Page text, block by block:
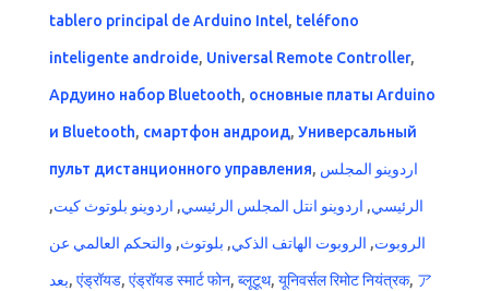
tablero principal de Arduino Intel, teléfono
inteligente androide, Universal Remote Controller,
Ардуино набор Bluetooth, основные платы Arduino
и Bluetooth, смартфон андроид, Универсальный
пульт дистанционного управления, اردوينو المجلس
الرئيسي, اردوينو انتل المجلس الرئيسي, اردوينو بلوتوث كيت,
الروبوت, الروبوت الهاتف الذكي, بلوتوث, والتحكم العالمي عن
بعد, एंड्रॉयड, एंड्रॉयड स्मार्ट फोन, ब्लूटूथ, यूनिवर्सल रिमोट नियंत्रक, ア